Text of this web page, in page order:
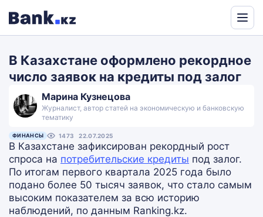
Translate
В Казахстане оформлено рекордное
число заявок на кредиты под залог
Марина Кузнецова
Журналист, автор статей на экономическую и банковскую
тематику
ФИНАНСЫ 1473 22.07.2025
В Казахстане зафиксирован рекордный рост
спроса на потребительские кредиты под залог.
По итогам первого квартала 2025 года было
подано более 50 тысяч заявок, что стало самым
высоким показателем за всю историю
наблюдений, по данным Ranking.kz.